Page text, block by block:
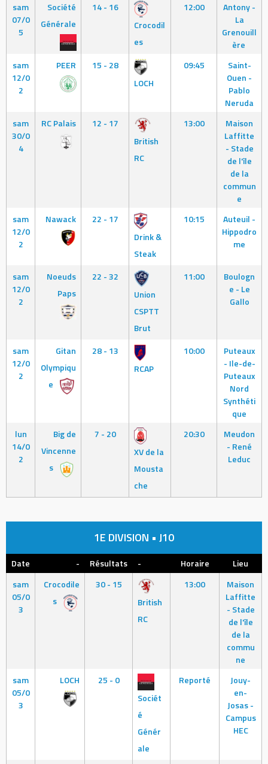
sam
07/0
5
Société
Générale
14 - 16
Crocodil
es
12:00
Antony -
La
Grenouill
ère
sam
12/0
2
PEER
15 - 28
LOCH
09:45
Saint-
Ouen -
Pablo
Neruda
sam
30/0
4
RC Palais
12 - 17
British
RC
13:00
Maison
Laffitte
- Stade
de l'île
de la
commun
e
sam
12/0
2
Nawack
22 - 17
Drink &
Steak
10:15
Auteuil -
Hippodro
me
sam
12/0
2
Noeuds
Paps
22 - 32
Union
CSPTT
Brut
11:00
Boulogn
e - Le
Gallo
sam
12/0
2
Gitan
Olympiqu
e
28 - 13
RCAP
10:00
Puteaux
- Ile-de-
Puteaux
Nord
Synthéti
que
lun
14/0
2
Big de
Vincenne
s
7 - 20
XV de la
Mousta
che
20:30
Meudon
- René
Leduc
1E DIVISION • J10
Date - Résultats - Horaire
Lieu
sam
05/0
3
Crocodile
s
30 - 15
British
RC
13:00
Maison
Laffitte
- Stade
de l'île
de la
commu
ne
sam
05/0
3
LOCH
25 - 0
Sociét
é
Génér
ale
Reporté
Jouy-
en-
Josas -
Campus
HEC